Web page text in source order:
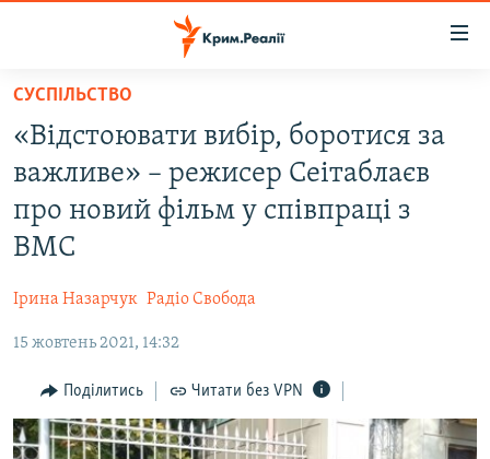
Перейти
основного
матеріалу
до
основної
Перейти
до
ВОДА.КРИМ
ВІДЕО ТА ФОТО
ПОЛІТИКА
ПОГЛЯД
ІНТЕРВ'Ю
ВСЕ ЗА ДЕНЬ
СПЕЦПРОЕКТИ
СУСПІЛЬСТВО
«Відстоювати вибір, боротися за
важливе» – режисер Сеітаблаєв
про новий фільм у співпраці з
ВМС
Ірина Назарчук Радіо Свобода
15 жовтень 2021, 14:32
Поділитись Читати без VPN